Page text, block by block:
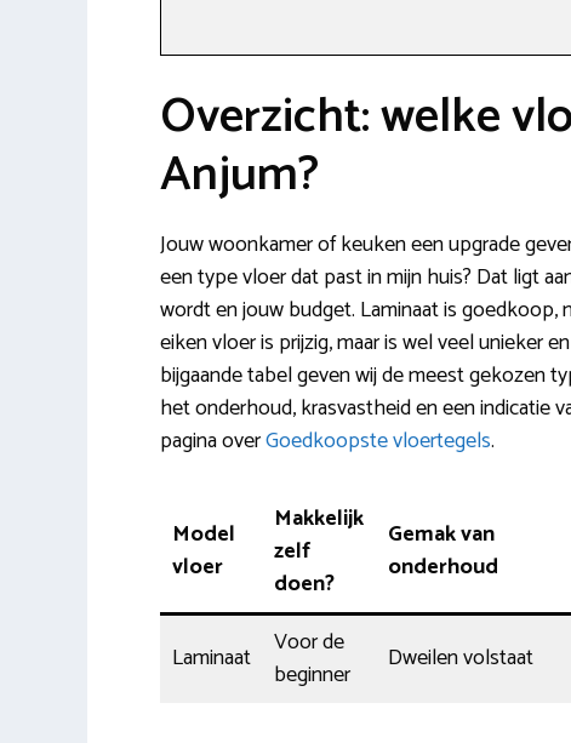
Overzicht: welke
Anjum?
Jouw woonkamer of keuken een upgrade
een type vloer dat past in mijn huis? Dat ligt
wordt en jouw budget. Laminaat is goedkoop,
eiken vloer is prijzig, maar is wel veel unieker
bijgaande tabel geven wij de meest gekozen
het onderhoud, krasvastheid en een indicatie
pagina overGoedkoopste vloertegels.
Model
vloer
Makkelijk
zelf
doen?
Gemak van
onderhoud
Laminaat
Voor de
beginner
Dweilen volstaat